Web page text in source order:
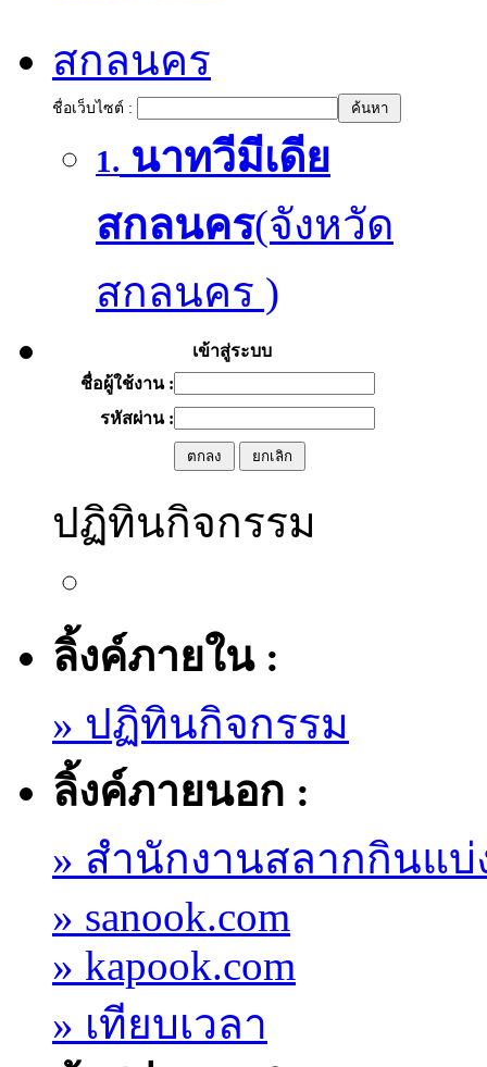
สกลนคร
ชื่อเว็บไซต์ :
1. นาทวีมีเดีย
สกลนคร(จังหวัด
สกลนคร )
เข้าสู่ระบบ
ชื่อผู้ใช้งาน :
รหัสผ่าน :
ปฏิทินกิจกรรม
ลิ้งค์ภายใน :
» ปฏิทินกิจกรรม
ลิ้งค์ภายนอก :
» สำนักงานสลากกินแบ่
» sanook.com
» kapook.com
» เทียบเวลา